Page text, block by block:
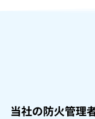
当社の防火管理